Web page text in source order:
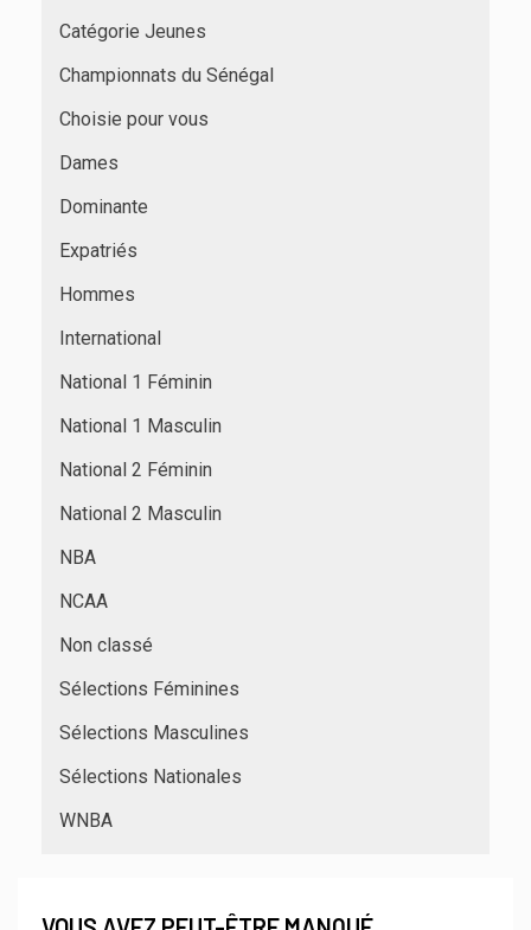
Catégorie Jeunes
Championnats du Sénégal
Choisie pour vous
Dames
Dominante
Expatriés
Hommes
International
National 1 Féminin
National 1 Masculin
National 2 Féminin
National 2 Masculin
NBA
NCAA
Non classé
Sélections Féminines
Sélections Masculines
Sélections Nationales
WNBA